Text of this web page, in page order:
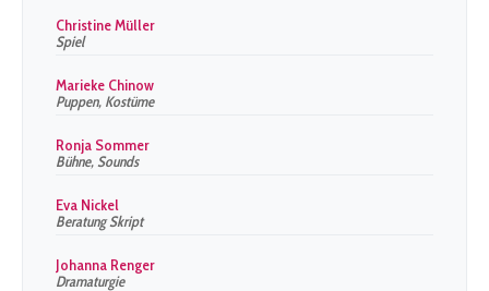
Christine Müller
Spiel
Marieke Chinow
Puppen, Kostüme
Ronja Sommer
Bühne, Sounds
Eva Nickel
Beratung Skript
Johanna Renger
Dramaturgie